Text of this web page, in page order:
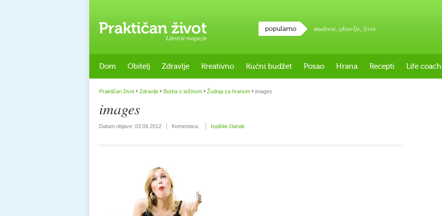
Lifestyle magazin
popularno mudrost, zdravlje, život
Dom Obitelj Zdravlje Kreativno Kućni budžet Posao Hrana Recepti Life coach
Praktičan život › Zdravlje › Borba s težinom › Žudnja za hranom › images
images
Datum objave: 03.09.2012 Komentara: Ispišite članak